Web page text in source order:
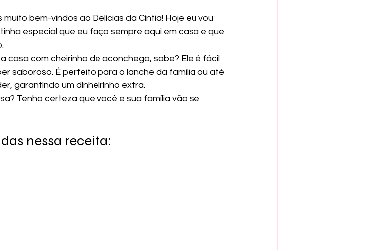
bem-vindos ao Delícias da Cíntia! Hoje eu vou
especial que eu faço sempre aqui em casa e que
casa com cheirinho de aconchego, sabe? Ele é fácil
saboroso. É perfeito para o lanche da família ou até
garantindo um dinheirinho extra.
Tenho certeza que você e sua família vão se
nessa receita: